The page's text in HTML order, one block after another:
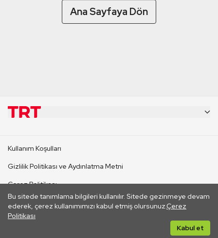
Ana Sayfaya Dön
Bu sitede tanımlama bilgileri kullanılır. Sitede gezinmeye devam
ederek, çerez kullanımımızı kabul etmiş olursunuz.Çerez
Politikası
Kabul et
CANLI YAYINLAR
Kullanım Koşulları
Gizlilik Politikası ve Aydınlatma Metni
Çerez Politikası
İletişim
Her hakkı saklıdır. ©2026 TRT. Bağlantı yoluyla gidilen dış